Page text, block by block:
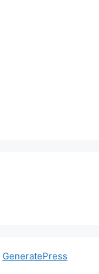
GeneratePress